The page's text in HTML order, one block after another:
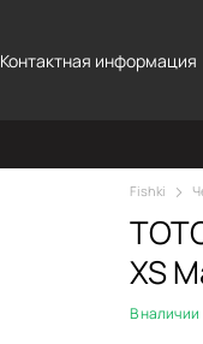
Контактная информация
Fishki
XS
В наличии